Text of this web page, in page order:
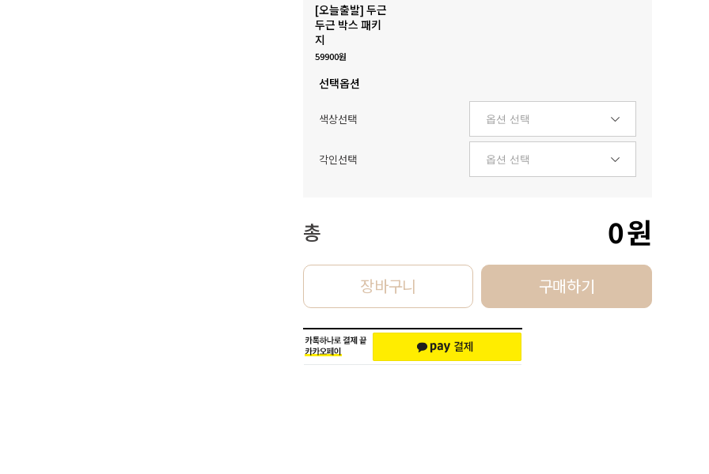
[오늘출발] 두근
두근 박스 패키
지
59900원
선택옵션
색상선택
각인선택
총 0원
장바구니 구매하기